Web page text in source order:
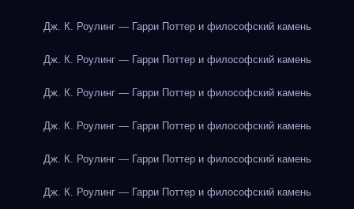
Дж. К. Роулинг — Гарри Поттер и философский камень
Дж. К. Роулинг — Гарри Поттер и философский камень
Дж. К. Роулинг — Гарри Поттер и философский камень
Дж. К. Роулинг — Гарри Поттер и философский камень
Дж. К. Роулинг — Гарри Поттер и философский камень
Дж. К. Роулинг — Гарри Поттер и философский камень